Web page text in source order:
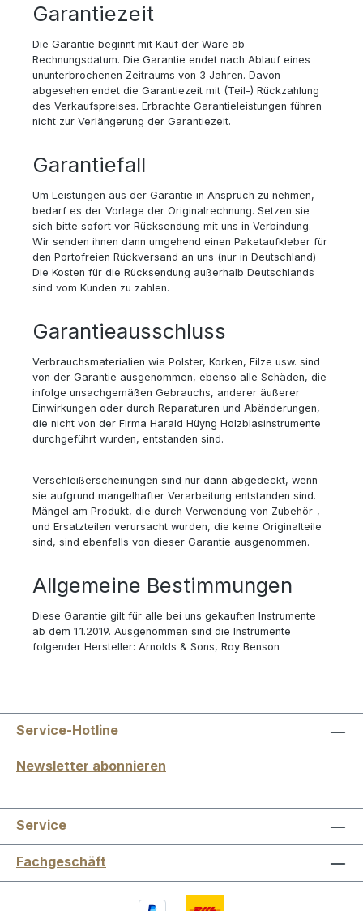
Garantiezeit
Die Garantie beginnt mit Kauf der Ware ab
Rechnungsdatum. Die Garantie endet nach Ablauf eines
ununterbrochenen Zeitraums von 3 Jahren. Davon
abgesehen endet die Garantiezeit mit (Teil-) Rückzahlung
des Verkaufspreises. Erbrachte Garantieleistungen führen
nicht zur Verlängerung der Garantiezeit.
Garantiefall
Um Leistungen aus der Garantie in Anspruch zu nehmen,
bedarf es der Vorlage der Originalrechnung. Setzen sie
sich bitte sofort vor Rücksendung mit uns in Verbindung.
Wir senden ihnen dann umgehend einen Paketaufkleber für
den Portofreien Rückversand an uns (nur in Deutschland)
Die Kosten für die Rücksendung außerhalb Deutschlands
sind vom Kunden zu zahlen.
Garantieausschluss
Verbrauchsmaterialien wie Polster, Korken, Filze usw. sind
von der Garantie ausgenommen, ebenso alle Schäden, die
infolge unsachgemäßen Gebrauchs, anderer äußerer
Einwirkungen oder durch Reparaturen und Abänderungen,
die nicht von der Firma Harald Hüyng Holzblasinstrumente
durchgeführt wurden, entstanden sind.
Verschleißerscheinungen sind nur dann abgedeckt, wenn
sie aufgrund mangelhafter Verarbeitung entstanden sind.
Mängel am Produkt, die durch Verwendung von Zubehör-,
und Ersatzteilen verursacht wurden, die keine Originalteile
sind, sind ebenfalls von dieser Garantie ausgenommen.
Allgemeine Bestimmungen
Diese Garantie gilt für alle bei uns gekauften Instrumente
ab dem 1.1.2019. Ausgenommen sind die Instrumente
folgender Hersteller: Arnolds & Sons, Roy Benson
Service-Hotline
Newsletter abonnieren
Service
Fachgeschäft